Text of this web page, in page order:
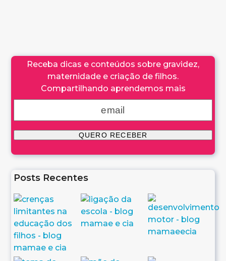
Receba dicas e conteúdos sobre gravidez,
maternidade e criação de filhos.
Compartilhando aprendemos mais
Posts Recentes